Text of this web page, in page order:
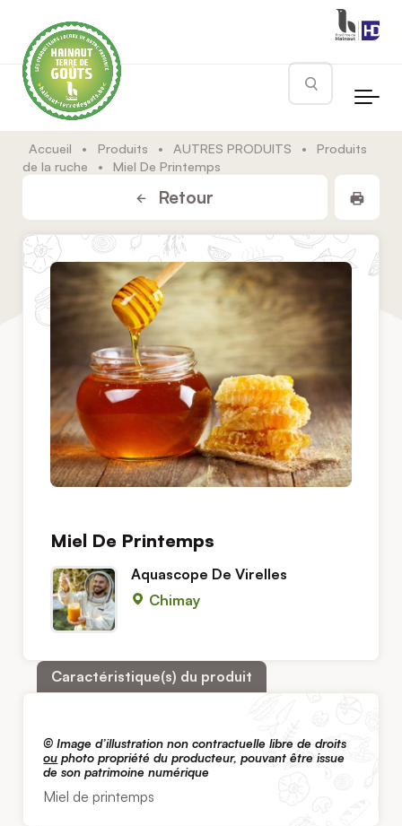
Rechercher
Accueil • Produits • AUTRES PRODUITS •
Produits
de la ruche
• Miel De Printemps
Retour
Miel De Printemps
Aquascope De Virelles
Chimay
Caractéristique(s) du produit
© Image d’illustration non contractuelle libre de droits
ou photo propriété du producteur, pouvant être issue
de son patrimoine numérique
Miel de printemps